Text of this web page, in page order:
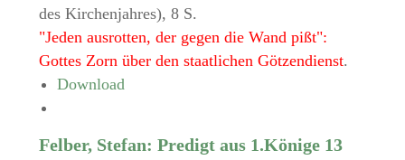
des Kirchenjahres), 8 S.
"Jeden ausrotten, der gegen die Wand pißt":
Gottes Zorn über den staatlichen Götzendienst.
Download
Felber, Stefan: Predigt aus 1.Könige 13